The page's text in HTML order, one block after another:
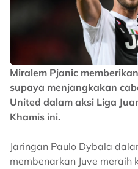
Miralem Pjanic
supaya menjangkakan
United dalam aksi Liga
Khamis ini.
Jaringan Paulo Dybala
membenarkan Juve